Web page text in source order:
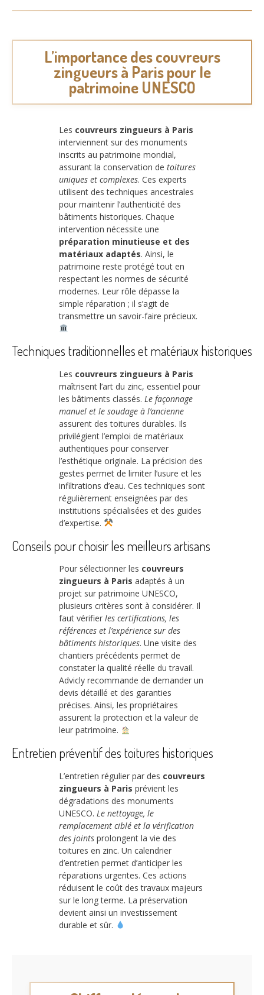
L’importance des couvreurs
zingueurs à Paris pour le
patrimoine UNESCO
Les couvreurs zingueurs à Paris
interviennent sur des monuments
inscrits au patrimoine mondial,
assurant la conservation de toitures
uniques et complexes. Ces experts
utilisent des techniques ancestrales
pour maintenir l’authenticité des
bâtiments historiques. Chaque
intervention nécessite une
préparation minutieuse et des
matériaux adaptés. Ainsi, le
patrimoine reste protégé tout en
respectant les normes de sécurité
modernes. Leur rôle dépasse la
simple réparation ; il s’agit de
transmettre un savoir-faire précieux.
Techniques traditionnelles et matériaux historiques
Les couvreurs zingueurs à Paris
maîtrisent l’art du zinc, essentiel pour
les bâtiments classés. Le façonnage
manuel et le soudage à l’ancienne
assurent des toitures durables. Ils
privilégient l’emploi de matériaux
authentiques pour conserver
l’esthétique originale. La précision des
gestes permet de limiter l’usure et les
infiltrations d’eau. Ces techniques sont
régulièrement enseignées par des
institutions spécialisées et des guides
d’expertise.
Conseils pour choisir les meilleurs artisans
Pour sélectionner les couvreurs
zingueurs à Paris adaptés à un
projet sur patrimoine UNESCO,
plusieurs critères sont à considérer. Il
faut vérifier les certifications, les
références et l’expérience sur des
bâtiments historiques. Une visite des
chantiers précédents permet de
constater la qualité réelle du travail.
Advicly recommande de demander un
devis détaillé et des garanties
précises. Ainsi, les propriétaires
assurent la protection et la valeur de
leur patrimoine.
Entretien préventif des toitures historiques
L’entretien régulier par des couvreurs
zingueurs à Paris prévient les
dégradations des monuments
UNESCO. Le nettoyage, le
remplacement ciblé et la vérification
des joints prolongent la vie des
toitures en zinc. Un calendrier
d’entretien permet d’anticiper les
réparations urgentes. Ces actions
réduisent le coût des travaux majeurs
sur le long terme. La préservation
devient ainsi un investissement
durable et sûr.